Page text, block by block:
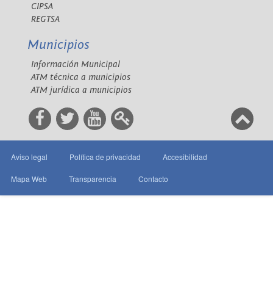
CIPSA
REGTSA
Municipios
Información Municipal
ATM técnica a municipios
ATM jurídica a municipios
Aviso legal Política de privacidad Accesibilidad
Mapa Web Transparencia Contacto